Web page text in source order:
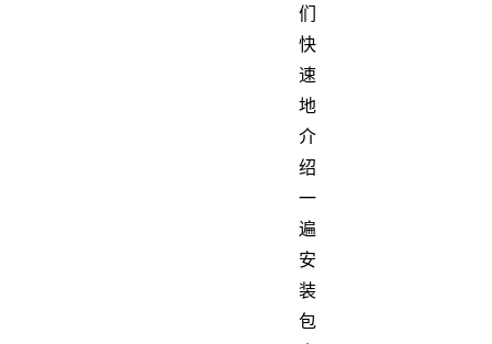
们
快
速
地
介
绍
一
遍
安
装
包